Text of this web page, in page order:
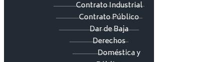
Contrato Industrial
Contrato Público
Dar de Baja
Derechos
Doméstica y